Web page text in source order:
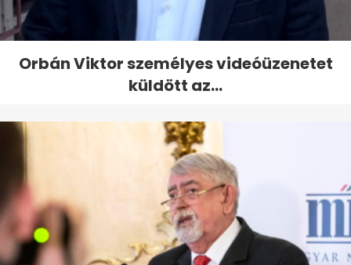
Orbán Viktor személyes videóüzenetet
küldött az...